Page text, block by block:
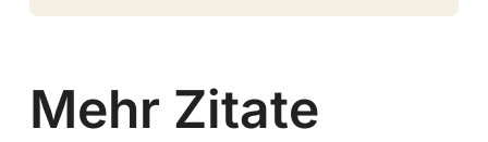
Mehr Zitate